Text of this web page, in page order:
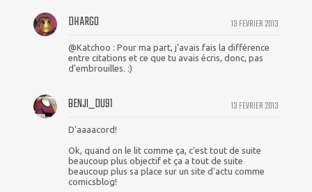
13 FEVRIER 2013
DHARGO
@Katchoo : Pour ma part, j'avais fais la différence
entre citations et ce que tu avais écris, donc, pas
d'embrouilles. :)
13 FEVRIER 2013
BENJI_DU91
D'aaaacord!
Ok, quand on le lit comme ça, c'est tout de suite
beaucoup plus objectif et ça a tout de suite
beaucoup plus sa place sur un site d'actu comme
comicsblog!